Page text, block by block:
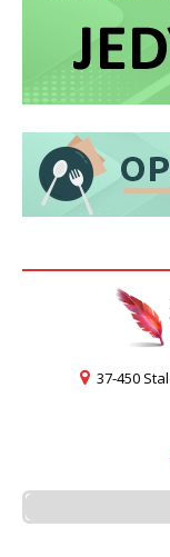
37-450